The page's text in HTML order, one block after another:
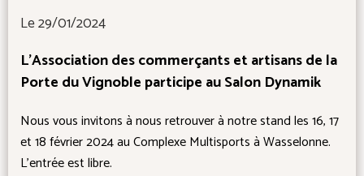
Le 29/01/2024
L'Association des commerçants et artisans de la
Porte du Vignoble participe au Salon Dynamik
Nous vous invitons à nous retrouver à notre stand les 16, 17
et 18 février 2024 au Complexe Multisports à Wasselonne.
L'entrée est libre.